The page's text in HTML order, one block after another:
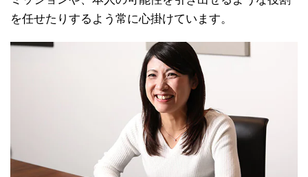
を任せたりするよう常に心掛けています。